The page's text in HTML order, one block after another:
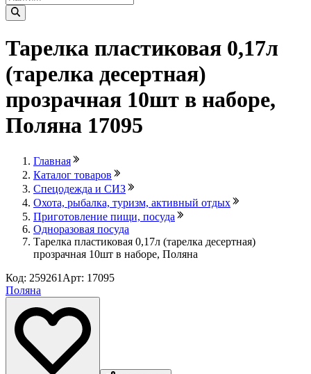
Тарелка пластиковая 0,17л
(тарелка десертная)
прозрачная 10шт в наборе,
Поляна 17095
Главная
Каталог товаров
Спецодежда и СИЗ
Охота, рыбалка, туризм, активный отдых
Приготовление пищи, посуда
Одноразовая посуда
Тарелка пластиковая 0,17л (тарелка десертная)
прозрачная 10шт в наборе, Поляна
Код: 259261 Арт: 17095
Поляна